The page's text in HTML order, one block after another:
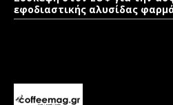
εφοδιαστικής αλυσίδας